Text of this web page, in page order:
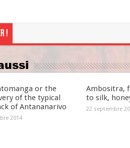
!
or the
of the typical
of Antananarivo
2014
Ambositra,
to silk,
22 septembre